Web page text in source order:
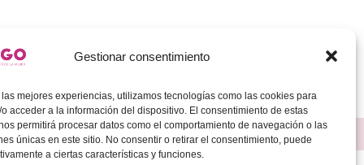
Gestionar consentimiento
las mejores experiencias, utilizamos tecnologías como las cookies para
acceder a la información del dispositivo. El consentimiento de estas
permitirá procesar datos como el comportamiento de navegación o las
únicas en este sitio. No consentir o retirar el consentimiento, puede
a ciertas características y funciones.